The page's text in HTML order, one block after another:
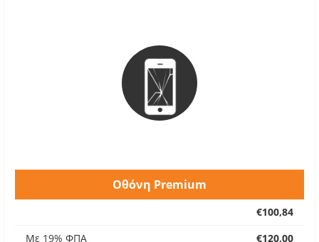
Οθόνη Premium
€100,84
Με 19% ΦΠΑ
€120,00